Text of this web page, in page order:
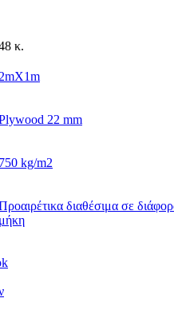
κ.
22 mm
750 kg/m2
διαθέσιμα σε
μήκη